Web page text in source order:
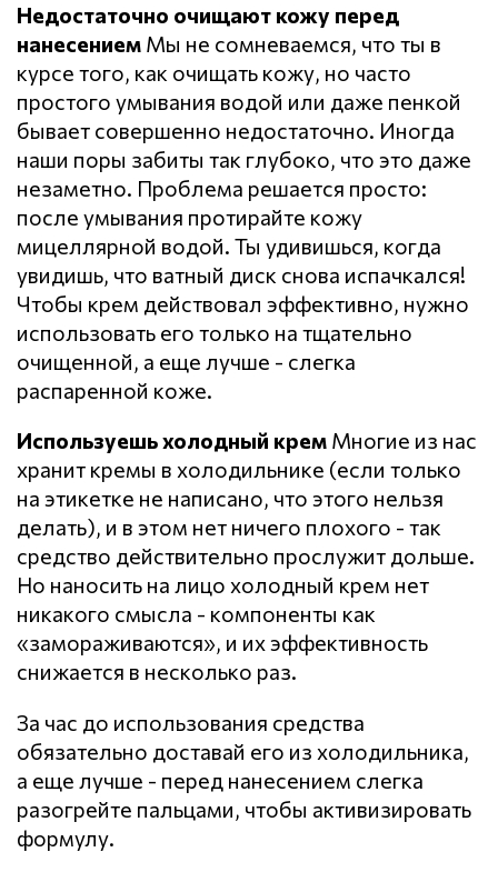
Недостаточно очищают кожу перед
нанесением Мы не сомневаемся, что ты в
курсе того, как очищать кожу, но часто
простого умывания водой или даже пенкой
бывает совершенно недостаточно. Иногда
наши поры забиты так глубоко, что это даже
незаметно. Проблема решается просто:
после умывания протирайте кожу
мицеллярной водой. Ты удивишься, когда
увидишь, что ватный диск снова испачкался!
Чтобы крем действовал эффективно, нужно
использовать его только на тщательно
очищенной, а еще лучше - слегка
распаренной коже.
Используешь холодный крем Многие из нас
хранит кремы в холодильнике (если только
на этикетке не написано, что этого нельзя
делать), и в этом нет ничего плохого - так
средство действительно прослужит дольше.
Но наносить на лицо холодный крем нет
никакого смысла - компоненты как
«замораживаются», и их эффективность
снижается в несколько раз.
За час до использования средства
обязательно доставай его из холодильника,
а еще лучше - перед нанесением слегка
разогрейте пальцами, чтобы активизировать
формулу.